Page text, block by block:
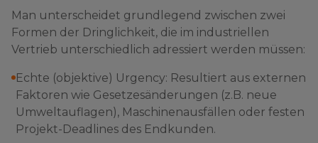
Man unterscheidet grundlegend zwischen zwei
Formen der Dringlichkeit, die im industriellen
Vertrieb unterschiedlich adressiert werden müssen:
Echte (objektive) Urgency: Resultiert aus externen
Faktoren wie Gesetzesänderungen (z.B. neue
Umweltauflagen), Maschinenausfällen oder festen
Projekt-Deadlines des Endkunden.